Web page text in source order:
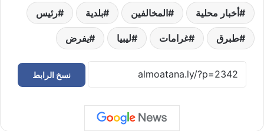
أخبار محلية المخالفين بلدية رئيس
طبرق غرامات ليبيا يفرض
نسخ الرابط